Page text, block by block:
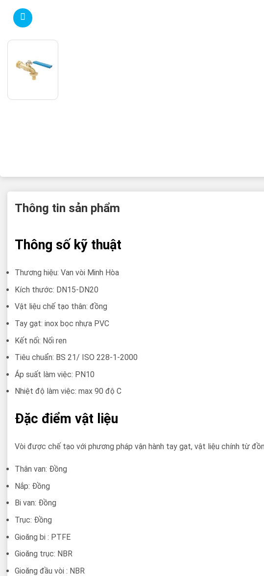
Thông tin sản phẩm
Thông số kỹ thuật
Thương hiệu: Van vòi Minh Hòa
Kích thước: DN15-DN20
Vật liệu chế tạo thân: đồng
Tay gạt: inox bọc nhựa PVC
Kết nối: Nối ren
Tiêu chuẩn: BS 21/ ISO 228-1-2000
Áp suất làm việc: PN10
Nhiệt độ làm việc: max 90 độ C
Đặc điểm vật liệu
Vòi được chế tạo với phương pháp vận hành tay gạt, vật liệu chính từ
Thân van: Đồng
Nắp: Đồng
Bi van: Đồng
Trục: Đồng
Gioăng bi : PTFE
Gioăng trục: NBR
Gioăng đầu vòi : NBR